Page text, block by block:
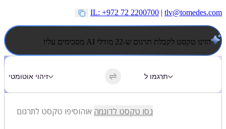
IL: +972 72 2200700 | tlv@tomedes.com
הזינו טקסט לקבלת תרגום ש-22 מודלי AI מסכימים עליו